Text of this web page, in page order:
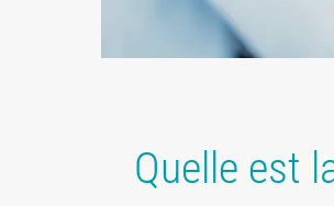
Quelle est